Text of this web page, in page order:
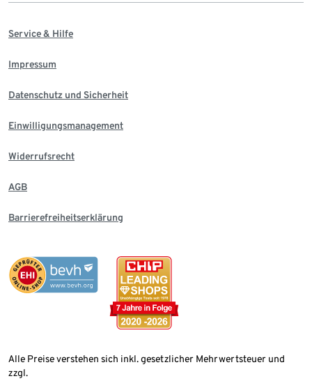
Service & Hilfe
Impressum
Datenschutz und Sicherheit
Einwilligungsmanagement
Widerrufsrecht
AGB
Barrierefreiheitserklärung
Alle Preise verstehen sich inkl. gesetzlicher Mehrwertsteuer und
zzgl.